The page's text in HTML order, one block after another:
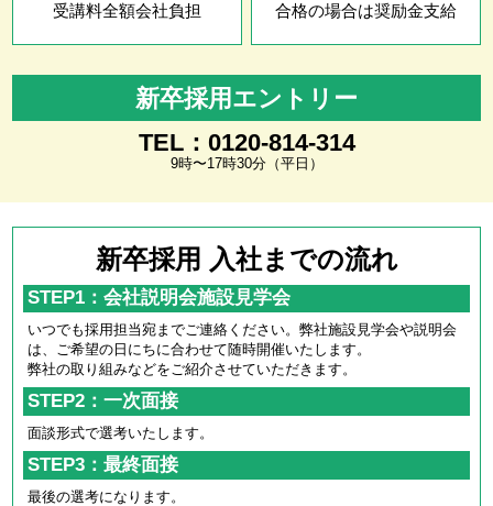
受講料全額会社負担 合格の場合は奨励金支給
新卒採用エントリー
TEL：0120-814-314
9時〜17時30分（平日）
新卒採用 入社までの流れ
STEP1：会社説明会施設見学会
いつでも採用担当宛までご連絡ください。弊社施設見学会や説明会
は、ご希望の日にちに合わせて随時開催いたします。
弊社の取り組みなどをご紹介させていただきます。
STEP2：一次面接
面談形式で選考いたします。
STEP3：最終面接
最後の選考になります。